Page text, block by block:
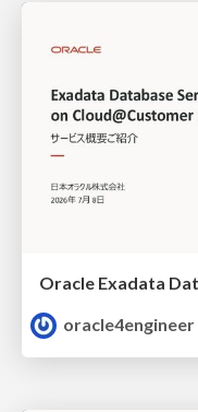
oracle4engineer